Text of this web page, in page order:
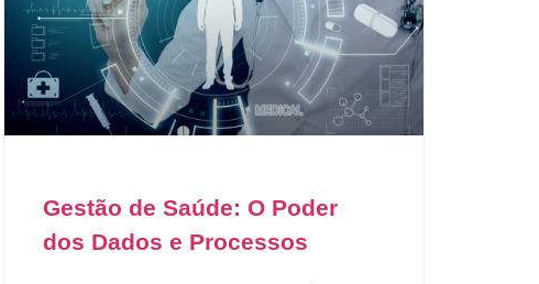
Gestão de Saúde: O Poder
dos Dados e Processos